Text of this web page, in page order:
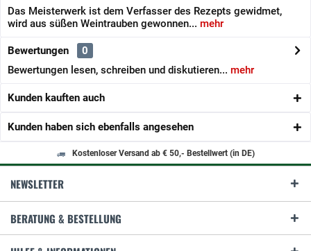
Das Meisterwerk ist dem Verfasser des Rezepts gewidmet,
wird aus süßen Weintrauben gewonnen... mehr
Bewertungen
0
Bewertungen lesen, schreiben und diskutieren... mehr
Kunden kauften auch
Kunden haben sich ebenfalls angesehen
Kostenloser Versand ab € 50,- Bestellwert (in DE)
NEWSLETTER
BERATUNG & BESTELLUNG